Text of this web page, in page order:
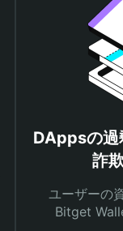
DAppsの過
詐
ユーザーの
Bitget